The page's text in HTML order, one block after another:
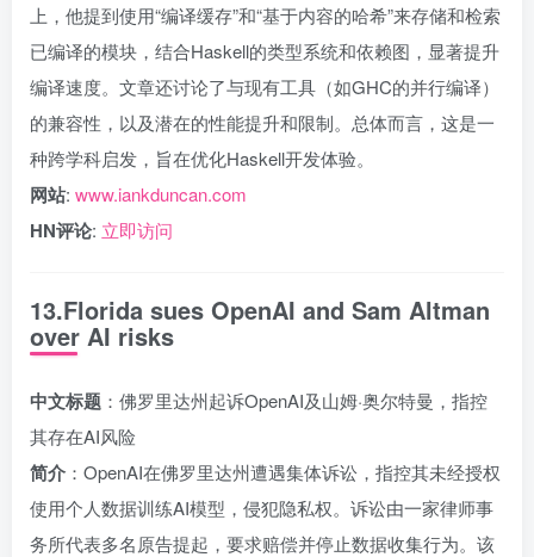
上，他提到使用“编译缓存”和“基于内容的哈希”来存储和检索
已编译的模块，结合Haskell的类型系统和依赖图，显著提升
编译速度。文章还讨论了与现有工具（如GHC的并行编译）
的兼容性，以及潜在的性能提升和限制。总体而言，这是一
种跨学科启发，旨在优化Haskell开发体验。
网站: www.iankduncan.com
HN评论: 立即访问
13.Florida sues OpenAI and Sam Altman
over AI risks
中文标题 ：佛罗里达州起诉OpenAI及山姆·奥尔特曼，指控
其存在AI风险
简介 ：OpenAI在佛罗里达州遭遇集体诉讼，指控其未经授权
使用个人数据训练AI模型，侵犯隐私权。诉讼由一家律师事
务所代表多名原告提起，要求赔偿并停止数据收集行为。该